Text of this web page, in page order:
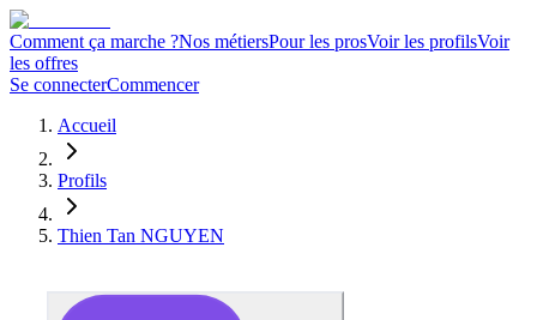
Comment ça marche ?Nos métiersPour les prosVoir les profilsVoir
les offres
Se connecterCommencer
Accueil
Profils
Thien Tan NGUYEN